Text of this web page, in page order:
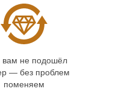
вам не подошёл
— без проблем
поменяем